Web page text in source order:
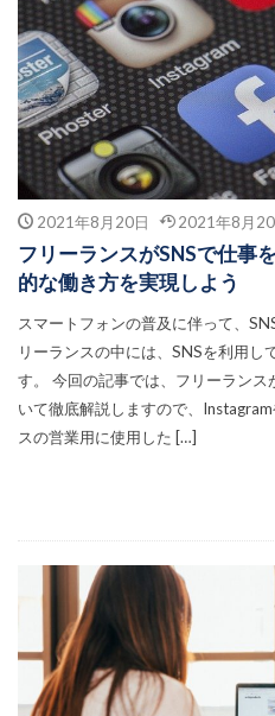
2021年8月20日 2021年8月
フリーランスがSNSで仕事
的な働き方を実現しよう
スマートフォンの普及に伴って、
リーランスの中には、SNSを利用し
す。 今回の記事では、フリーラン
いて徹底解説しますので、
スの営業用に使用した […]